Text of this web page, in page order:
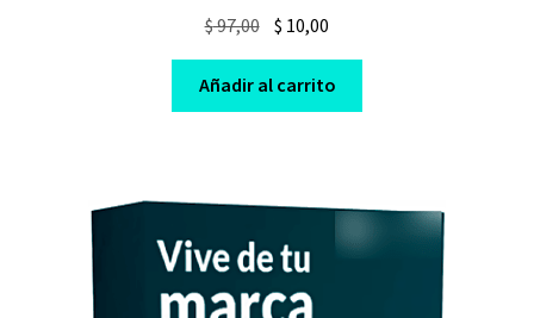
$97,00 Original
was:
$ 97,00.
$ 10,00
is:
$ 10,00.
Añadir al carrito